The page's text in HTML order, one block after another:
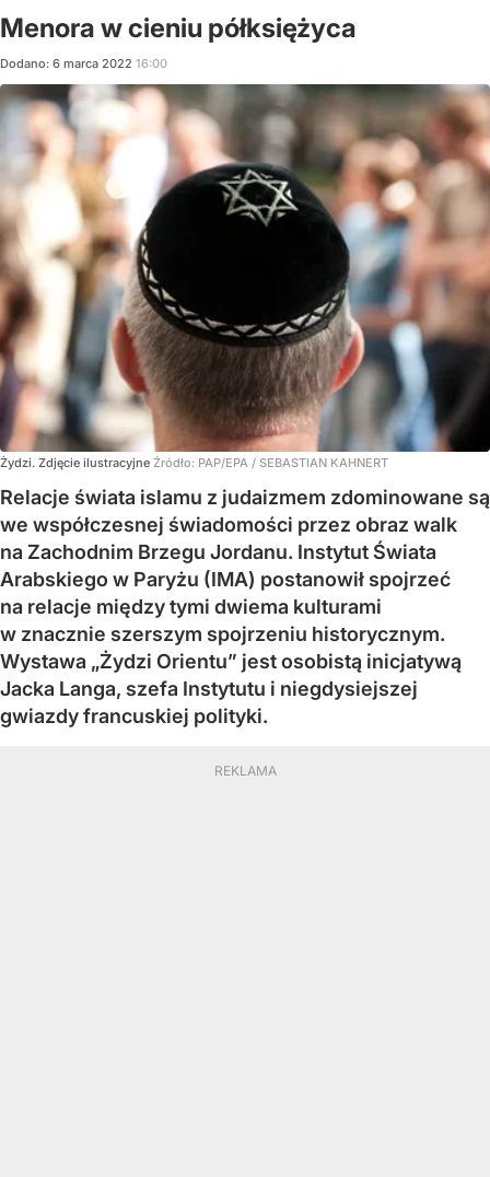
Menora w cieniu półksiężyca
Dodano: 6 marca 2022 16:00
Żydzi. Zdjęcie ilustracyjne Źródło: PAP/EPA / SEBASTIAN KAHNERT
Relacje świata islamu z judaizmem zdominowane są
we współczesnej świadomości przez obraz walk
na Zachodnim Brzegu Jordanu. Instytut Świata
Arabskiego w Paryżu (IMA) postanowił spojrzeć
na relacje między tymi dwiema kulturami
w znacznie szerszym spojrzeniu historycznym.
Wystawa „Żydzi Orientu” jest osobistą inicjatywą
Jacka Langa, szefa Instytutu i niegdysiejszej
gwiazdy francuskiej polityki.